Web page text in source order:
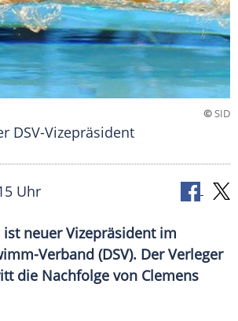
©SID
DSV-Vizepräsident
Uhr
neuer Vizepräsident im
Verband (DSV). Der Verleger
die Nachfolge von Clemens